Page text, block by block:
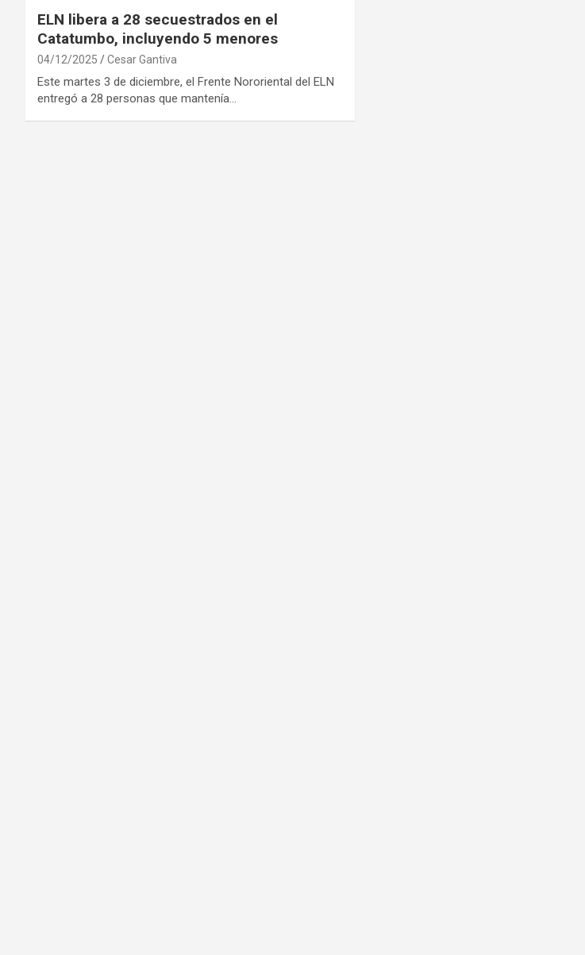
ELN libera a 28 secuestrados en el
Catatumbo, incluyendo 5 menores
04/12/2025 Cesar Gantiva
Este martes 3 de diciembre, el Frente Nororiental del ELN
entregó a 28 personas que mantenía…